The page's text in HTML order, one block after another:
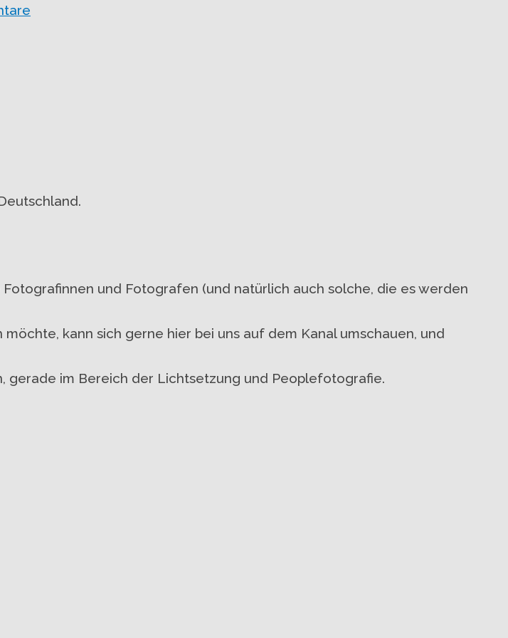
und Fotografen (und natürlich auch solche, die es werden
kann sich gerne hier bei uns auf dem Kanal umschauen, und
gerade im Bereich der Lichtsetzung und Peoplefotografie.